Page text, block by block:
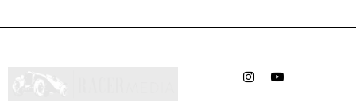
InstagramYouTube